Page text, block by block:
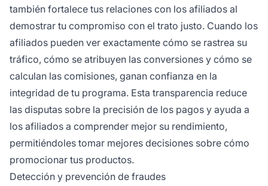
también fortalece tus relaciones con los afiliados al
demostrar tu compromiso con el trato justo. Cuando los
afiliados pueden ver exactamente cómo se rastrea su
tráfico, cómo se atribuyen las conversiones y cómo se
calculan las comisiones, ganan confianza en la
integridad de tu programa. Esta transparencia reduce
las disputas sobre la precisión de los pagos y ayuda a
los afiliados a comprender mejor su rendimiento,
permitiéndoles tomar mejores decisiones sobre cómo
promocionar tus productos.
Detección y prevención de fraudes